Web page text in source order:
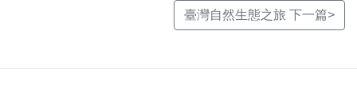
臺灣自然生態之旅 下一篇>